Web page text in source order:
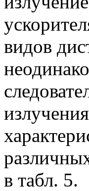
видов
в табл. 5.